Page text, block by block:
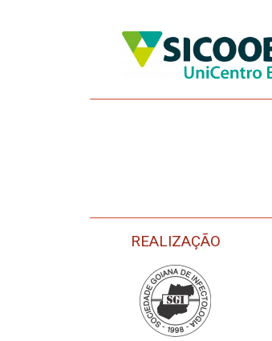
REALIZAÇÃO